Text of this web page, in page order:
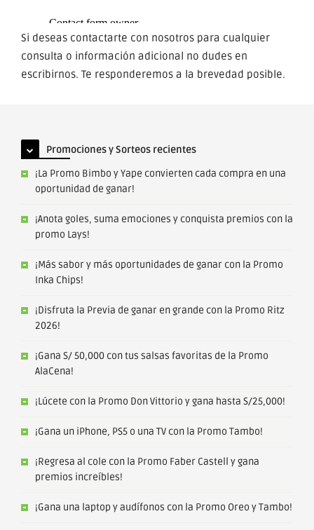
Si deseas contactarte con nosotros para cualquier
consulta o información adicional no dudes en
escribirnos. Te responderemos a la brevedad posible.
Promociones y Sorteos recientes
¡La Promo Bimbo y Yape convierten cada compra en una
oportunidad de ganar!
¡Anota goles, suma emociones y conquista premios con la
promo Lays!
¡Más sabor y más oportunidades de ganar con la Promo
Inka Chips!
¡Disfruta la Previa de ganar en grande con la Promo Ritz
2026!
¡Gana S/ 50,000 con tus salsas favoritas de la Promo
AlaCena!
¡Lúcete con la Promo Don Vittorio y gana hasta S/25,000!
¡Gana un iPhone, PS5 o una TV con la Promo Tambo!
¡Regresa al cole con la Promo Faber Castell y gana
premios increíbles!
¡Gana una laptop y audífonos con la Promo Oreo y Tambo!